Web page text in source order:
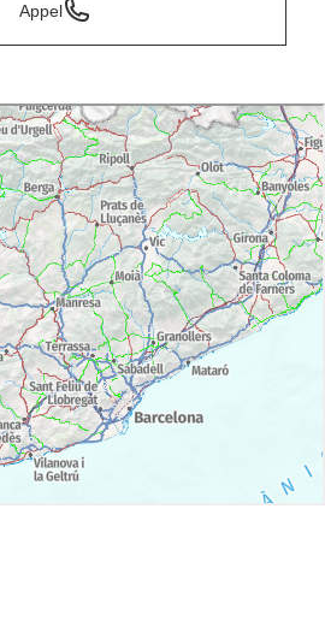
Appel